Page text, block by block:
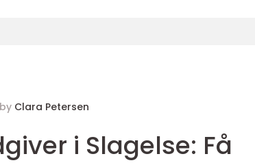
by Clara Petersen
i Slagelse: Få